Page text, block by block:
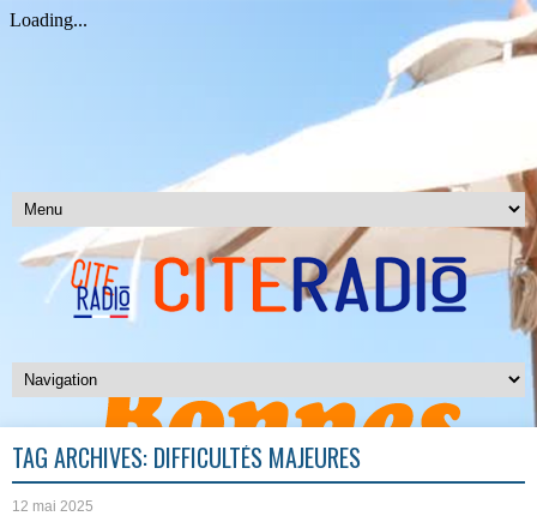
TAG ARCHIVES: DIFFICULTÉS MAJEURES
12 mai 2025